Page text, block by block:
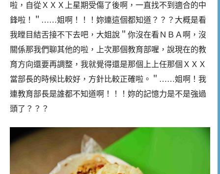
啦，自從ＸＸＸ上星期受傷了後啊，一直找不到適合的中
鋒啦！＂……姐啊！！！妳連這個都知道？？？大概是看
我瞠目結舌接不下去吧，大姐說＂你沒在看ＮＢＡ啊，沒
關係那我們聊其他的啦，上次那個教育部喔，說現在的教
育方向還要再調整，我就覺得還是那個上上任那個ＸＸＸ
當部長的時候比較好，方針比較正確啦。＂……姐啊！我
連教育部長是誰都不知道啊！！！妳的記憶力是不是強過
頭了？？？